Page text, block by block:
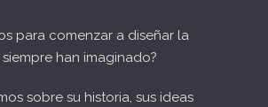
para comenzar a diseñar la
han imaginado?
sobre su historia, sus ideas